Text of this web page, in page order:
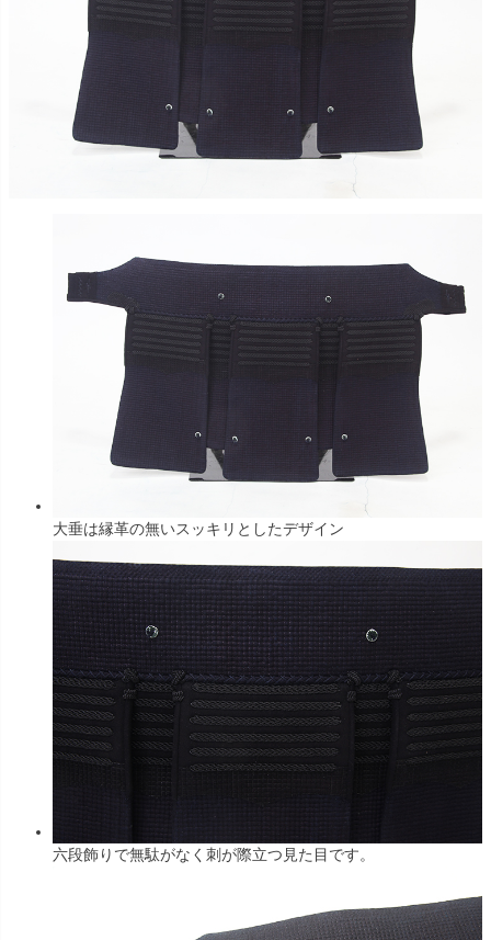
大垂は縁革の無いスッキリとしたデザイン
六段飾りで無駄がなく刺が際立つ見た目です。